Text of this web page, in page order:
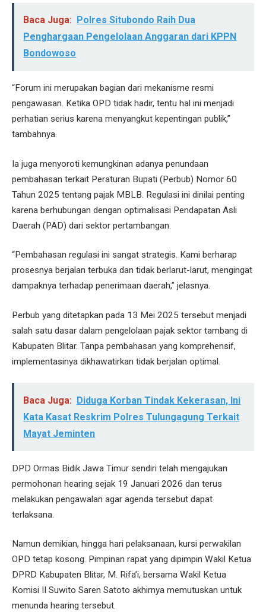
Baca Juga:
Polres Situbondo Raih Dua
Penghargaan Pengelolaan Anggaran dari KPPN
Bondowoso
“Forum ini merupakan bagian dari mekanisme resmi
pengawasan. Ketika OPD tidak hadir, tentu hal ini menjadi
perhatian serius karena menyangkut kepentingan publik,”
tambahnya.
Ia juga menyoroti kemungkinan adanya penundaan
pembahasan terkait Peraturan Bupati (Perbub) Nomor 60
Tahun 2025 tentang pajak MBLB. Regulasi ini dinilai penting
karena berhubungan dengan optimalisasi Pendapatan Asli
Daerah (PAD) dari sektor pertambangan.
“Pembahasan regulasi ini sangat strategis. Kami berharap
prosesnya berjalan terbuka dan tidak berlarut-larut, mengingat
dampaknya terhadap penerimaan daerah,” jelasnya.
Perbub yang ditetapkan pada 13 Mei 2025 tersebut menjadi
salah satu dasar dalam pengelolaan pajak sektor tambang di
Kabupaten Blitar. Tanpa pembahasan yang komprehensif,
implementasinya dikhawatirkan tidak berjalan optimal.
Baca Juga: Diduga Korban Tindak Kekerasan, Ini
Kata Kasat Reskrim Polres Tulungagung Terkait
Mayat Jeminten
DPD Ormas Bidik Jawa Timur sendiri telah mengajukan
permohonan hearing sejak 19 Januari 2026 dan terus
melakukan pengawalan agar agenda tersebut dapat
terlaksana.
Namun demikian, hingga hari pelaksanaan, kursi perwakilan
OPD tetap kosong. Pimpinan rapat yang dipimpin Wakil Ketua
DPRD Kabupaten Blitar, M. Rifa’i, bersama Wakil Ketua
Komisi II Suwito Saren Satoto akhirnya memutuskan untuk
menunda hearing tersebut.